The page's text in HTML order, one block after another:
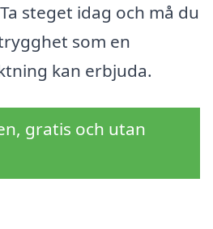
steget idag och må du
som en
kan erbjuda.
gratis och utan